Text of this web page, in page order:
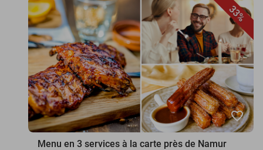
33%
favorite_border
Menu en 3 services à la carte près de Namur